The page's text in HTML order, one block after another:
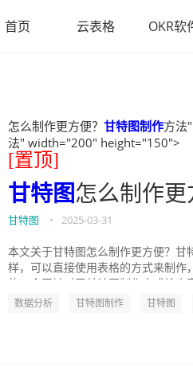
首页 云表格 OKR软
怎么制作更方便？ 甘特图制作方法
法" width="200" height="150">
[置顶]
甘特图怎么制作更
甘特图 • 2025-03-31
本文关于甘特图怎么制作更方便？甘
样，可以直接使用表格的方式来制作
数据分析 甘特图制作 甘特图